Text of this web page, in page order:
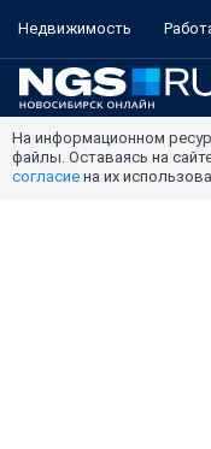
Недвижимость
На информационном
файлы. Оставаясь на
согласие на их